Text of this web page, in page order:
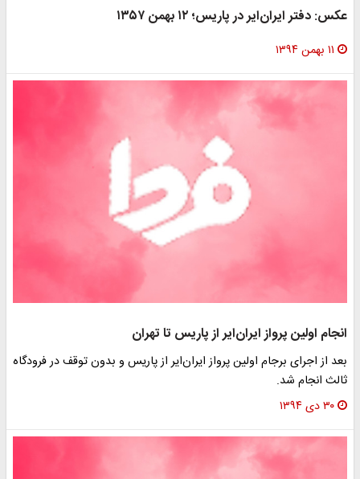
عکس: دفتر ایران‌ایر در پاریس؛ ۱۲ بهمن ۱۳۵۷
۱۱ بهمن ۱۳۹۴
انجام اولین پرواز ایران‌ایر از پاریس‌ تا تهران
بعد از اجرای برجام اولین پرواز ایران‌ایر از پاریس و بدون توقف در فرودگاه
ثالث انجام شد.
۳۰ دی ۱۳۹۴